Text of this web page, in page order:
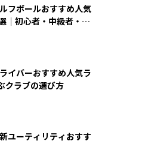
フボールおすすめ人気
｜初心者・中級者・上
イバーおすすめ人気ラ
クラブの選び方
ユーティリティおすす